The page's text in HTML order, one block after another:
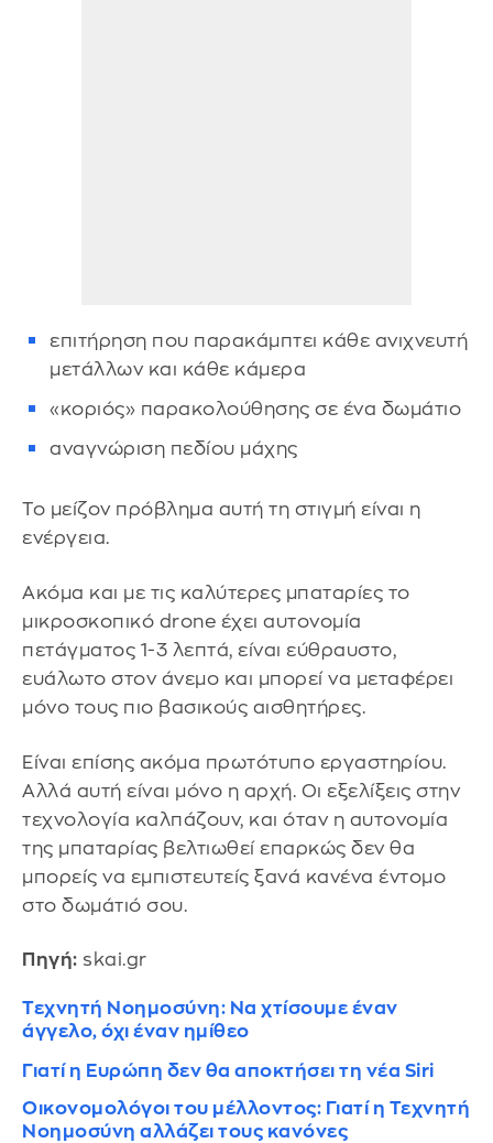
επιτήρηση που παρακάμπτει κάθε ανιχνευτή
μετάλλων και κάθε κάμερα
«κοριός» παρακολούθησης σε ένα δωμάτιο
αναγνώριση πεδίου μάχης
Το μείζον πρόβλημα αυτή τη στιγμή είναι η
ενέργεια.
Ακόμα και με τις καλύτερες μπαταρίες το
μικροσκοπικό drone έχει αυτονομία
πετάγματος 1-3 λεπτά, είναι εύθραυστο,
ευάλωτο στον άνεμο και μπορεί να μεταφέρει
μόνο τους πιο βασικούς αισθητήρες.
Είναι επίσης ακόμα πρωτότυπο εργαστηρίου.
Αλλά αυτή είναι μόνο η αρχή. Οι εξελίξεις στην
τεχνολογία καλπάζουν, και όταν η αυτονομία
της μπαταρίας βελτιωθεί επαρκώς δεν θα
μπορείς να εμπιστευτείς ξανά κανένα έντομο
στο δωμάτιό σου.
Πηγή: skai.gr
Τεχνητή Νοημοσύνη: Να χτίσουμε έναν
άγγελο, όχι έναν ημίθεο
Γιατί η Ευρώπη δεν θα αποκτήσει τη νέα Siri
Οικονομολόγοι του μέλλοντος: Γιατί η Τεχνητή
Νοημοσύνη αλλάζει τους κανόνες